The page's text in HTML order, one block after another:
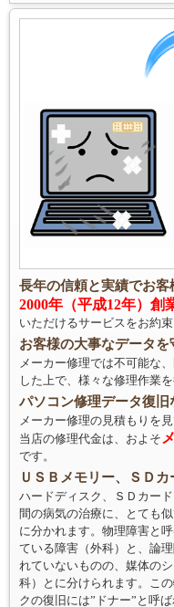
長年の信頼と実績でお客
2000年（平成12年）創
いただけるサービスをお約束
お客様の大事なデータ
メーカー修理では不可能な
した上で、様々な修理作業を
パソコン修理データ復
メーカー修理の見積もりを
当店の修理代金は、およそ
です。
ＵＳＢメモリー、ＳＤ
ハードディスク、ＳＤカー
間の病気の治療に、とても
に分かれます。物理障害と
ている障害（外科）と、論
れていないものの、媒体の
科）とに分けられます。こ
クの復旧には”ドナー”と呼